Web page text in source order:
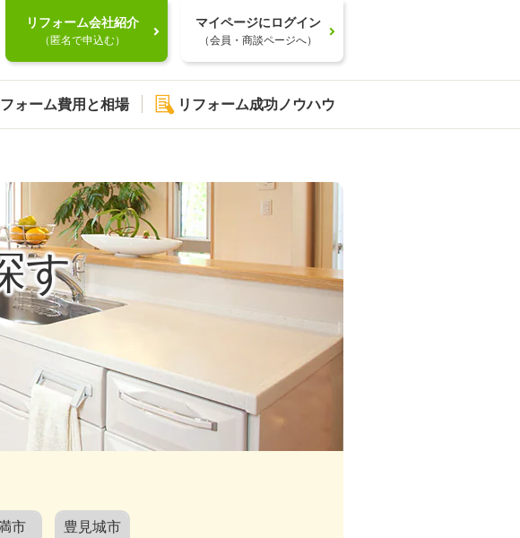
リフォーム会社紹介
（匿名で申込む）
マイページにログイン
（会員・商談ページへ）
ォーム費用と相場 リフォーム成功ノウハウ
す
市 豊見城市